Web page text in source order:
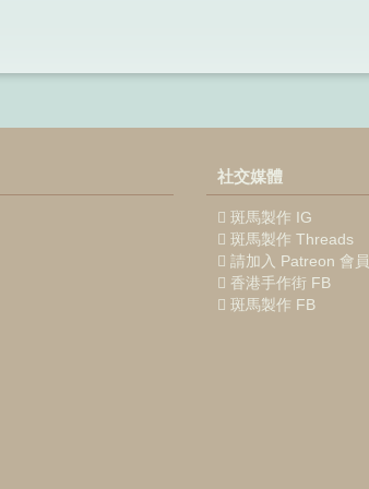
社交媒體
斑馬製作 IG
斑馬製作 Threads
請加入 Patreon 會員
香港手作街 FB
斑馬製作 FB